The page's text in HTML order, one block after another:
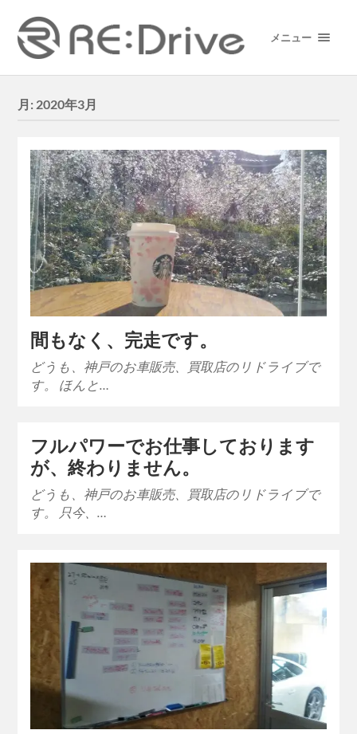
メニュー
月: 2020年3月
間もなく、完走です。
どうも、神戸のお車販売、買取店のリドライブで
す。 ほんと…
フルパワーでお仕事しております
が、終わりません。
どうも、神戸のお車販売、買取店のリドライブで
す。 只今、…